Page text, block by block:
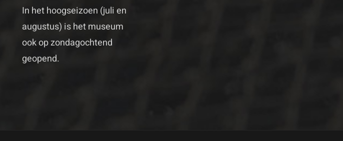
In het hoogseizoen (juli en
augustus) is het museum
ook op zondagochtend
geopend.